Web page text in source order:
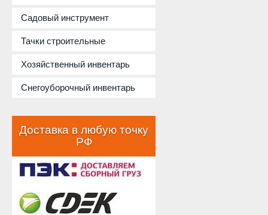
Садовый инструмент
Тачки строительные
Хозяйственный инвентарь
Снегоуборочный инвентарь
Доставка в любую точку
РФ